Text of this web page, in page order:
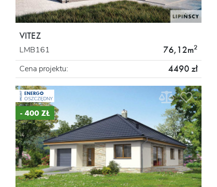
VITEZ
LMB161 76,12m2
Cena projektu: 4490 zł
PROJEKT ENERGO
OSZCZĘDNY
- 400 ZŁ